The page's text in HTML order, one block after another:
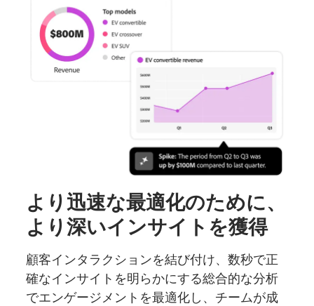
より迅速な最適化のために、
より深いインサイトを獲得
顧客インタラクションを結び付け、数秒で正
確なインサイトを明らかにする総合的な分析
でエンゲージメントを最適化し、チームが成